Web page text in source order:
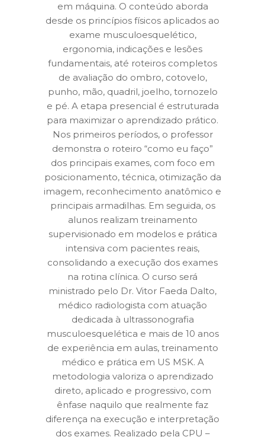
em máquina. O conteúdo aborda
desde os princípios físicos aplicados ao
exame musculoesquelético,
ergonomia, indicações e lesões
fundamentais, até roteiros completos
de avaliação do ombro, cotovelo,
punho, mão, quadril, joelho, tornozelo
e pé. A etapa presencial é estruturada
para maximizar o aprendizado prático.
Nos primeiros períodos, o professor
demonstra o roteiro “como eu faço”
dos principais exames, com foco em
posicionamento, técnica, otimização da
imagem, reconhecimento anatômico e
principais armadilhas. Em seguida, os
alunos realizam treinamento
supervisionado em modelos e prática
intensiva com pacientes reais,
consolidando a execução dos exames
na rotina clínica. O curso será
ministrado pelo Dr. Vitor Faeda Dalto,
médico radiologista com atuação
dedicada à ultrassonografia
musculoesquelética e mais de 10 anos
de experiência em aulas, treinamento
médico e prática em US MSK. A
metodologia valoriza o aprendizado
direto, aplicado e progressivo, com
ênfase naquilo que realmente faz
diferença na execução e interpretação
dos exames. Realizado pela CPU –